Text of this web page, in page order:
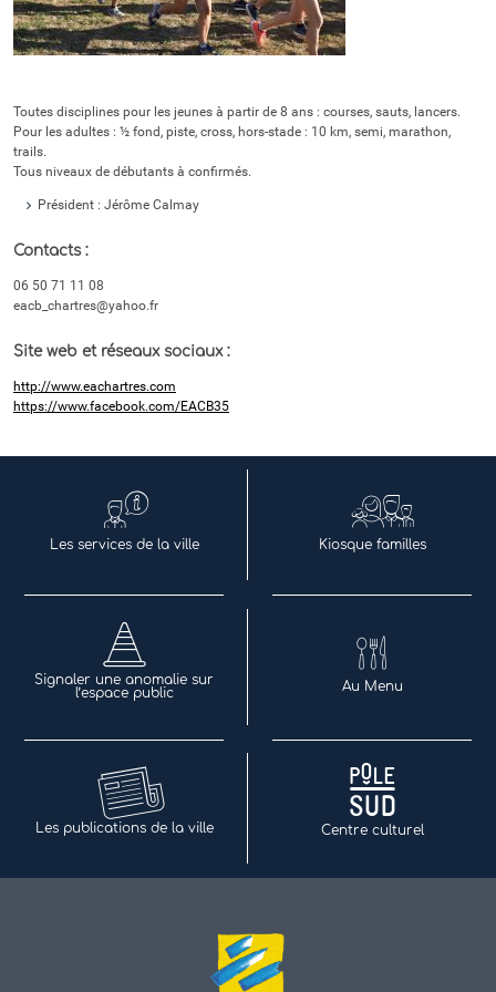
Toutes disciplines pour les jeunes à partir de 8 ans : courses, sauts, lancers.
Pour les adultes : ½ fond, piste, cross, hors-stade : 10 km, semi, marathon,
trails.
Tous niveaux de débutants à confirmés.
Président : Jérôme Calmay
Contacts :
06 50 71 11 08
eacb_chartres@yahoo.fr
Site web et réseaux sociaux :
http://www.eachartres.com
https://www.facebook.com/EACB35
Les services de la ville Kiosque familles
Signaler une anomalie sur
l’espace public
Au Menu
Les publications de la ville Centre culturel